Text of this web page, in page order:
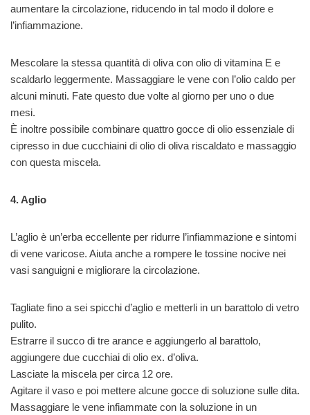
aumentare la circolazione, riducendo in tal modo il dolore e
l’infiammazione.
Mescolare la stessa quantità di oliva con olio di vitamina E e
scaldarlo leggermente. Massaggiare le vene con l’olio caldo per
alcuni minuti. Fate questo due volte al giorno per uno o due
mesi.
È inoltre possibile combinare quattro gocce di olio essenziale di
cipresso in due cucchiaini di olio di oliva riscaldato e massaggio
con questa miscela.
4. Aglio
L’aglio è un’erba eccellente per ridurre l’infiammazione e sintomi
di vene varicose. Aiuta anche a rompere le tossine nocive nei
vasi sanguigni e migliorare la circolazione.
Tagliate fino a sei spicchi d’aglio e metterli in un barattolo di vetro
pulito.
Estrarre il succo di tre arance e aggiungerlo al barattolo,
aggiungere due cucchiai di olio ex. d’oliva.
Lasciate la miscela per circa 12 ore.
Agitare il vaso e poi mettere alcune gocce di soluzione sulle dita.
Massaggiare le vene infiammate con la soluzione in un